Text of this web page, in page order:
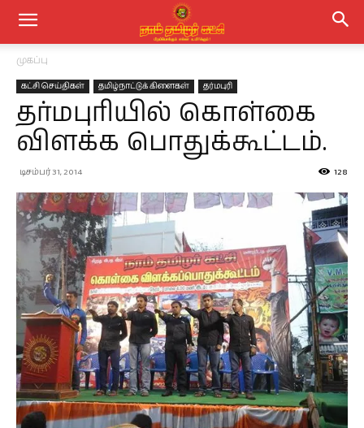
முகப்பு
கட்சி செய்திகள் தமிழ்நாட்டுக் கிளைகள் தர்மபுரி
தர்மபுரியில் கொள்கை
விளக்க பொதுக்கூட்டம்.
டிசம்பர் 31, 2014 128